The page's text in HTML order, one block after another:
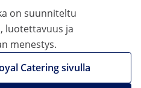
on suunniteltu
luotettavuus ja
menestys.
Catering sivulla